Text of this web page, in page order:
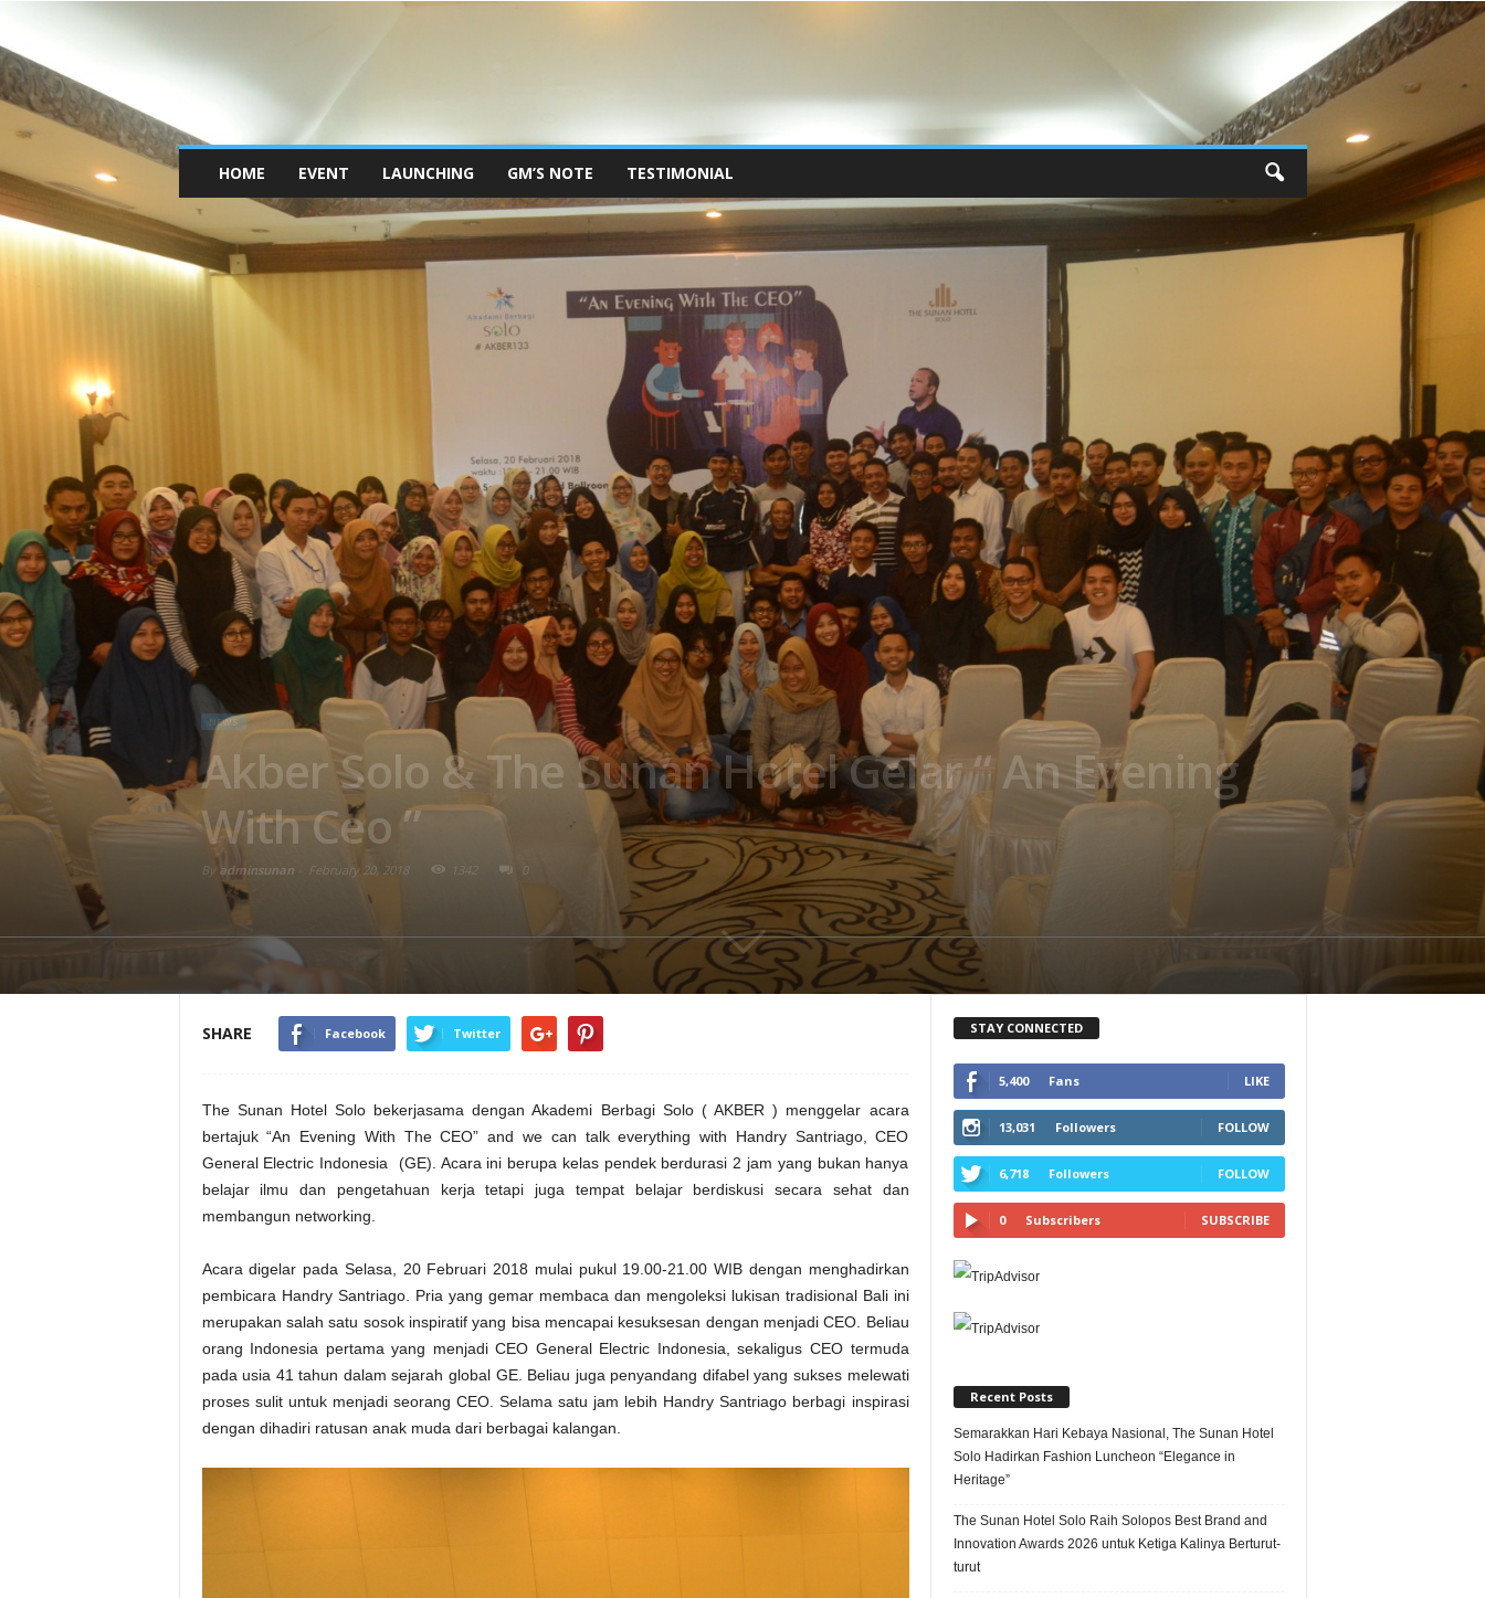
HOME EVENT LAUNCHING GM’S NOTE TESTIMONIAL
NEWS
Akber Solo & The Sunan Hotel Gelar “ An Evening
With Ceo ”
By adminsunan- February 20, 2018 1342 0
SHARE Facebook Twitter
The Sunan Hotel Solo bekerjasama dengan Akademi Berbagi Solo ( AKBER ) menggelar acara
bertajuk “An Evening With The CEO” and we can talk everything with Handry Santriago, CEO
General Electric Indonesia (GE). Acara ini berupa kelas pendek berdurasi 2 jam yang bukan hanya
belajar ilmu dan pengetahuan kerja tetapi juga tempat belajar berdiskusi secara sehat dan
membangun networking.
Acara digelar pada Selasa, 20 Februari 2018 mulai pukul 19.00-21.00 WIB dengan menghadirkan
pembicara Handry Santriago. Pria yang gemar membaca dan mengoleksi lukisan tradisional Bali ini
merupakan salah satu sosok inspiratif yang bisa mencapai kesuksesan dengan menjadi CEO. Beliau
orang Indonesia pertama yang menjadi CEO General Electric Indonesia, sekaligus CEO termuda
pada usia 41 tahun dalam sejarah global GE. Beliau juga penyandang difabel yang sukses melewati
proses sulit untuk menjadi seorang CEO. Selama satu jam lebih Handry Santriago berbagi inspirasi
dengan dihadiri ratusan anak muda dari berbagai kalangan.
STAY CONNECTED
5,400 Fans LIKE
13,031 Followers FOLLOW
6,718 Followers FOLLOW
0 Subscribers SUBSCRIBE
Recent Posts
Semarakkan Hari Kebaya Nasional, The Sunan Hotel
Solo Hadirkan Fashion Luncheon “Elegance in
Heritage”
The Sunan Hotel Solo Raih Solopos Best Brand and
Innovation Awards 2026 untuk Ketiga Kalinya Berturut-
turut